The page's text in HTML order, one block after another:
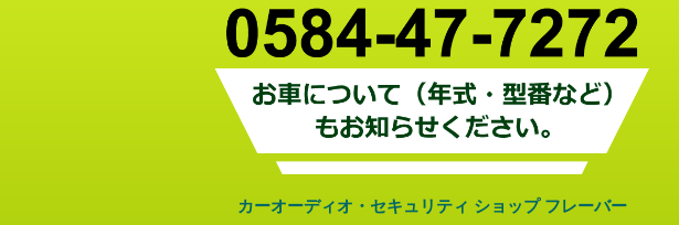
カーオーディオ・セキュリティ ショップ フレーバー